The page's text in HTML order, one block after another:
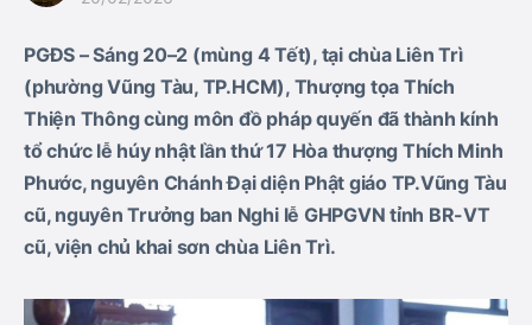
PGĐS – Sáng 20–2 (mùng 4 Tết), tại chùa Liên Trì
(phườngVũng Tàu, TP.HCM), Thượng tọa Thích
Thiện Thông cùng môn đồ pháp quyến đã thành kính
tổ chức lễ húy nhật lần thứ 17 Hòa thượng Thích Minh
Phước, nguyên Chánh Đại diện Phật giáo TP.Vũng Tàu
cũ, nguyên Trưởng ban Nghi lễ GHPGVN tỉnh BR-VT
cũ, viện chủ khai sơn chùa Liên Trì.